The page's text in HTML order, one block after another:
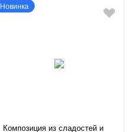
Новинка
Композиция из сладостей и